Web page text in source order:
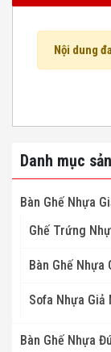
Nội dung
Danh mục
Bàn Ghế Nhựa
Ghế Trứng
Bàn Ghế Nhựa
Sofa Nhựa Giả
Bàn Ghế Nhựa